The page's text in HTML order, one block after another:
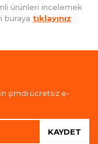
ürünleri incelemek
buraya tıklayınız
şimdi ücretsiz e-
KAYDET